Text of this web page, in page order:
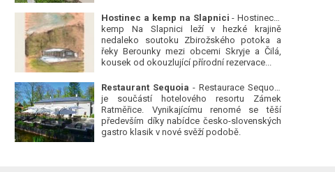
Hostinec a kemp na Slapnici - Hostinec a
kemp Na Slapnici leží v hezké krajině
nedaleko soutoku Zbirožského potoka a
řeky Berounky mezi obcemi Skryje a Čilá,
kousek od okouzlující přírodní rezervace...
Restaurant Sequoia - Restaurace Sequoia
je součástí hotelového resortu Zámek
Ratměřice. Vynikajícímu renomé se těší
především díky nabídce česko-slovenských
gastro klasik v nové svěží podobě.